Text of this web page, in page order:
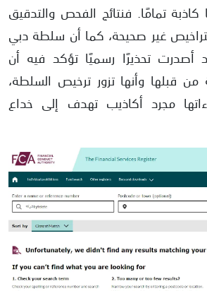
كاذبة تمامًا. فنتائج الفحص والتدقيق
غير صحيحة، كما أن سلطة دبي
أصدرت تحذيرًا رسميًا تؤكد فيه أن
قبلها وأنها تزور ترخيص السلطة،
مجرد أكاذيب تهدف إلى خداع